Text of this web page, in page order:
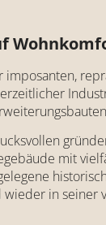
mit
in seiner